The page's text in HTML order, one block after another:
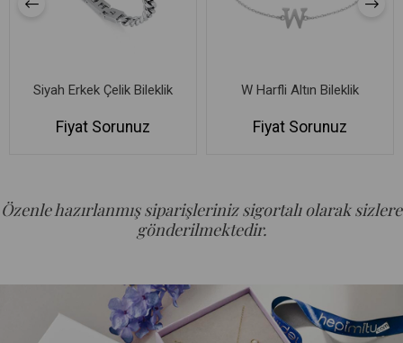
Siyah Erkek Çelik Bileklik
Fiyat Sorunuz
W Harfli Altın Bileklik
Fiyat Sorunuz
Özenle hazırlanmış siparişleriniz sigortalı olarak sizlere
gönderilmektedir.